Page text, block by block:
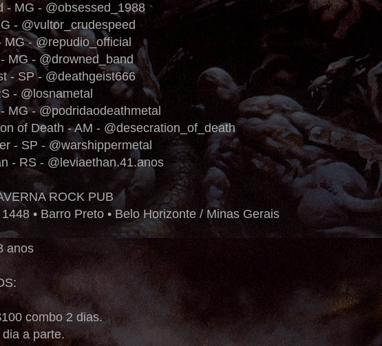
- MG - @obsessed_1988
- @vultor_crudespeed
MG - @repudio_official
MG - @drowned_band
- SP - @deathgeist666
- @losnametal
MG - @podridaodeathmetal
of Death - AM - @desecration_of_death
- SP - @warshippermetal
- RS - @leviaethan.41.anos
ROCK PUB
• Barro Preto • Belo Horizonte / Minas Gerais
anos
combo 2 dias.
a parte.